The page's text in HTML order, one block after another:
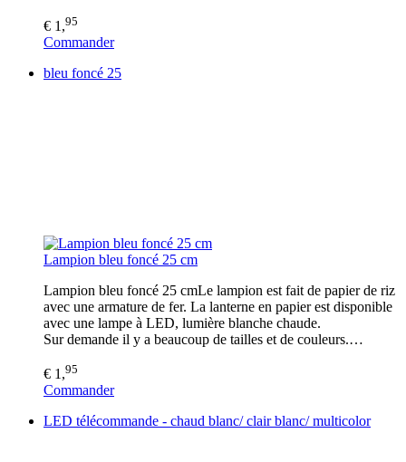
€ 1,95
Commander
bleu foncé 25
Lampion bleu foncé 25 cm
Lampion bleu foncé 25 cmLe lampion est fait de papier de riz
avec une armature de fer. La lanterne en papier est disponible
avec une lampe à LED, lumière blanche chaude.
Sur demande il y a beaucoup de tailles et de couleurs.…
€ 1,95
Commander
LED télécommande - chaud blanc/ clair blanc/ multicolor